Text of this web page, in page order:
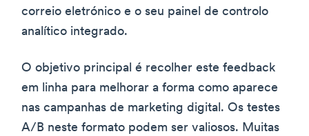
correio eletrónico e o seu painel de controlo
analítico integrado.
O objetivo principal é recolher este feedback
em linha para melhorar a forma como aparece
nas campanhas de marketing digital. Os testes
A/B neste formato podem ser valiosos. Muitas